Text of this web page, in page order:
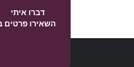
דברו איתי
השאירו פרטים